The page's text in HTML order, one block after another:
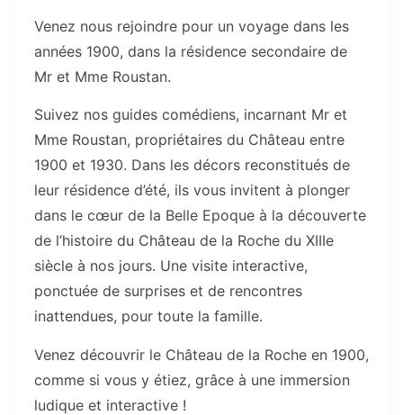
Venez nous rejoindre pour un voyage dans les
années 1900, dans la résidence secondaire de
Mr et Mme Roustan.
Suivez nos guides comédiens, incarnant Mr et
Mme Roustan, propriétaires du Château entre
1900 et 1930. Dans les décors reconstitués de
leur résidence d’été, ils vous invitent à plonger
dans le cœur de la Belle Epoque à la découverte
de l’histoire du Château de la Roche du XIIIe
siècle à nos jours. Une visite interactive,
ponctuée de surprises et de rencontres
inattendues, pour toute la famille.
Venez découvrir le Château de la Roche en 1900,
comme si vous y étiez, grâce à une immersion
ludique et interactive !